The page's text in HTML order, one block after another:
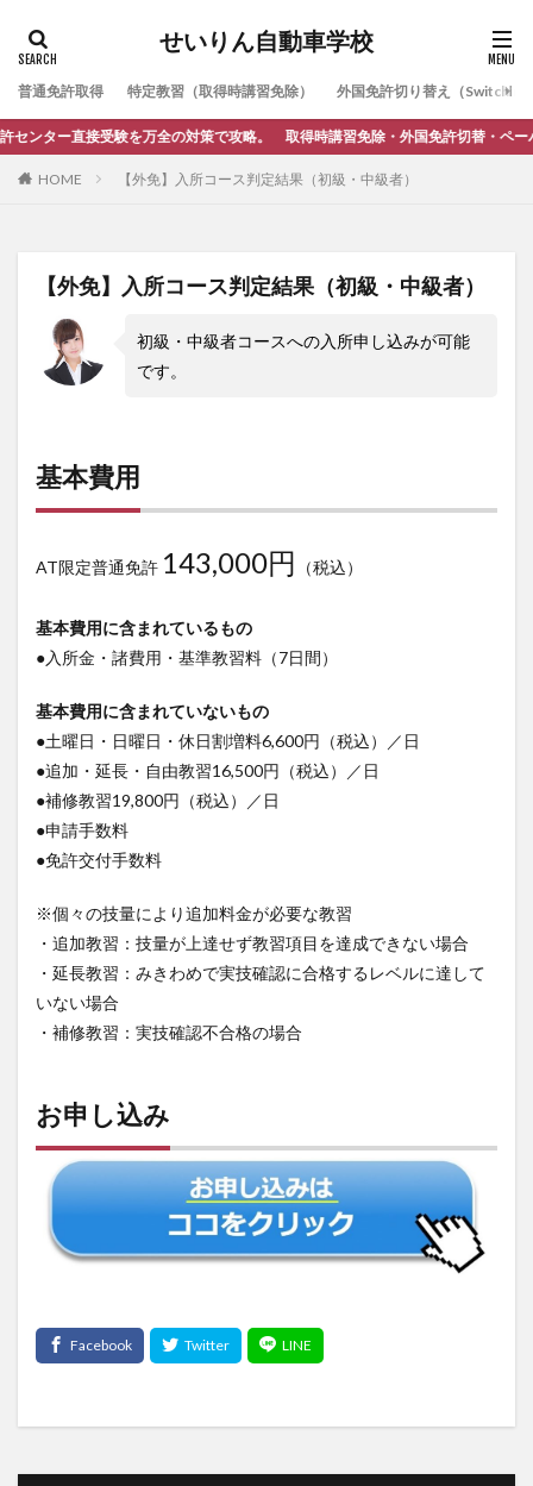
せいりん自動車学校
普通免許取得 特定教習（取得時講習免除） 外国免許切り替え（Switching
受験を万全の対策で攻略。 取得時講習免除・外国免許切替・ペーパードラ
HOME 【外免】入所コース判定結果（初級・中級者）
【外免】入所コース判定結果（初級・中級者）
初級・中級者コースへの入所申し込みが可能
です。
基本費用
AT限定普通免許 143,000円 （税込）
基本費用に含まれているもの
●入所金・諸費用・基準教習料（7日間）
基本費用に含まれていないもの
●土曜日・日曜日・休日割増料6,600円（税込）／日
●追加・延長・自由教習16,500円（税込）／日
●補修教習19,800円（税込）／日
●申請手数料
●免許交付手数料
※個々の技量により追加料金が必要な教習
・追加教習：技量が上達せず教習項目を達成できない場合
・延長教習：みきわめで実技確認に合格するレベルに達して
いない場合
・補修教習：実技確認不合格の場合
お申し込み